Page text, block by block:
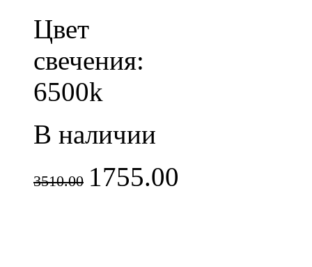
Цвет
свечения:
6500k
В наличии
3510.00 1755.00